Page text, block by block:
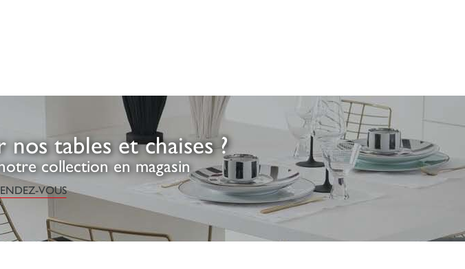
tables et chaises ?
collection en magasin
VOUS